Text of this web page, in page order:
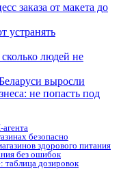
заказа от макета до
устранять
людей не
выросли
не попасть под
безопасно
здорового питания
без ошибок
таблица дозировок